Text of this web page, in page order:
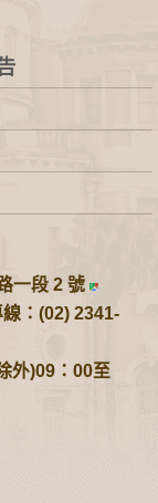
一段 2 號
：(02) 2341-
外)09：00至